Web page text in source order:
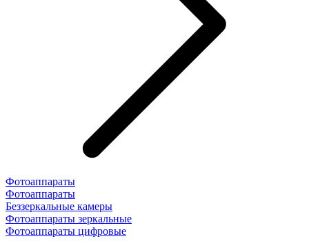
Фотоаппараты
Фотоаппараты
Беззеркальные камеры
Фотоаппараты зеркальные
Фотоаппараты цифровые